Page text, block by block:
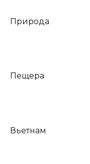
Природа
Пещера
Вьетнам